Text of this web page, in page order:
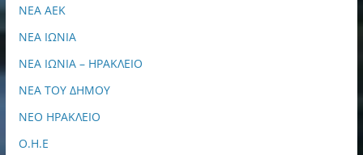
ΝΕΑ ΑΕΚ
ΝΕΑ ΙΩΝΙΑ
ΝΕΑ ΙΩΝΙΑ – ΗΡΑΚΛΕΙΟ
ΝΕΑ ΤΟΥ ΔΗΜΟΥ
ΝΕΟ ΗΡΑΚΛΕΙΟ
Ο.Η.Ε